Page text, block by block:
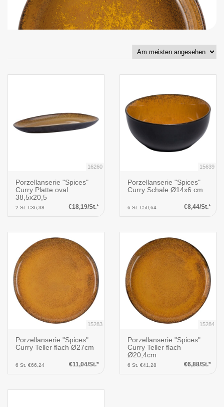
16260
Porzellanserie "Spices"
Curry Platte oval
38,5x20,5
2 St. €36,38 €18,19/St.*
15639
Porzellanserie "Spices"
Curry Schale Ø14x6 cm
6 St. €50,64 €8,44/St.*
15283
Porzellanserie "Spices"
Curry Teller flach Ø27cm
6 St. €66,24 €11,04/St.*
15284
Porzellanserie "Spices"
Curry Teller flach
Ø20,4cm
6 St. €41,28 €6,88/St.*